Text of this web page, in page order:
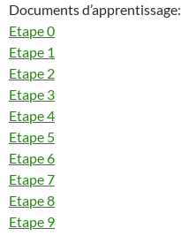
Documents d’apprentissage:
Etape 0
Etape 1
Etape 2
Etape 3
Etape 4
Etape 5
Etape 6
Etape 7
Etape 8
Etape 9